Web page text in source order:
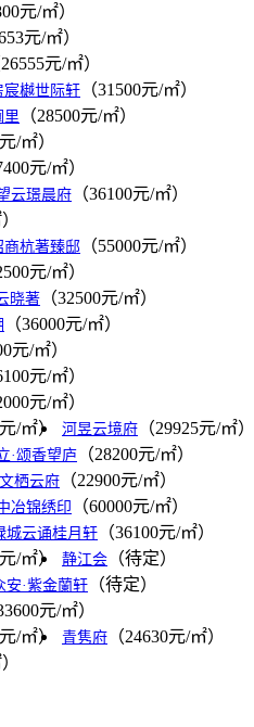
元/㎡）
元/㎡）
26555元/㎡）
宸樾世际轩 （31500元/㎡）
里 （28500元/㎡）
/㎡）
元/㎡）
云璟晨府 （36100元/㎡）
商杭著臻邸 （55000元/㎡）
元/㎡）
晓著 （32500元/㎡）
（36000元/㎡）
元/㎡）
元/㎡）
元/㎡）
/㎡） 河昱云境府 （29925元/㎡）
·颂香望庐 （28200元/㎡）
栖云府 （22900元/㎡）
冶锦绣印 （60000元/㎡）
城云诵桂月轩 （36100元/㎡）
/㎡） 静江会 （待定）
安·紫金蘭轩 （待定）
元/㎡）
/㎡） 青隽府 （24630元/㎡）